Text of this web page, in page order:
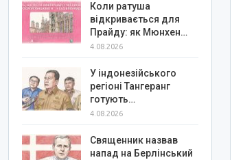
Коли ратуша
відкривається для
Прайду: як Мюнхен…
4.08.2026
У індонезійського
регіоні Тангеранг
готують…
4.08.2026
Священник назвав
напад на Берлінський